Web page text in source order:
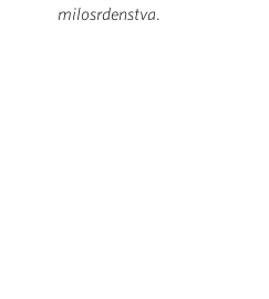
milosrdenstva.